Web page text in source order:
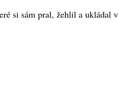
si sám pral, žehlil a